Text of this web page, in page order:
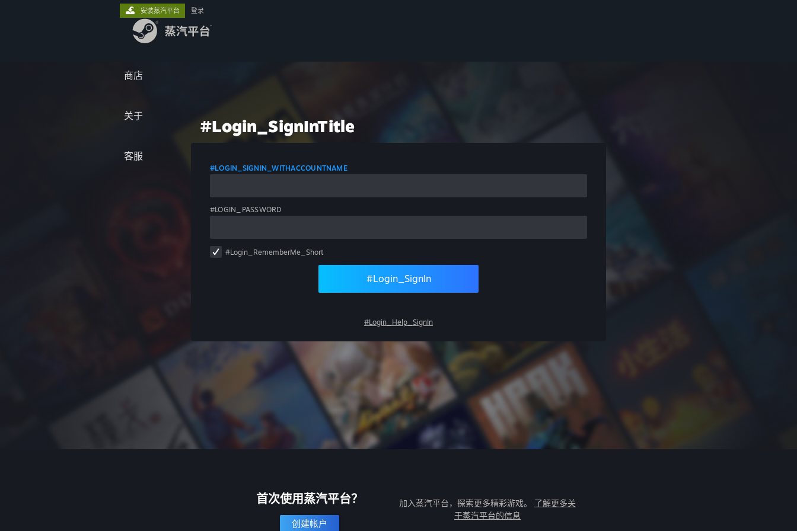
商店
关于
客服
安装蒸汽平台 登录
#Login_SignInTitle
#LOGIN_SIGNIN_WITHACCOUNTNAME
#LOGIN_PASSWORD
#Login_RememberMe_Short
#Login_SignIn
#Login_Help_SignIn
首次使用蒸汽平台？
创建帐户
加入蒸汽平台，探索更多精彩游戏。 了解更多关
于蒸汽平台的信息